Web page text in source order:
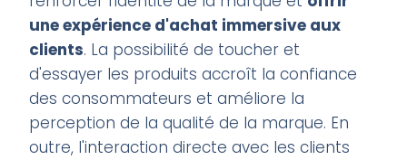
une expérience d'achat immersive aux
clients. La possibilité de toucher et
d'essayer les produits accroît la confiance
des consommateurs et améliore la
perception de la qualité de la marque. En
outre, l'interaction directe avec les clients